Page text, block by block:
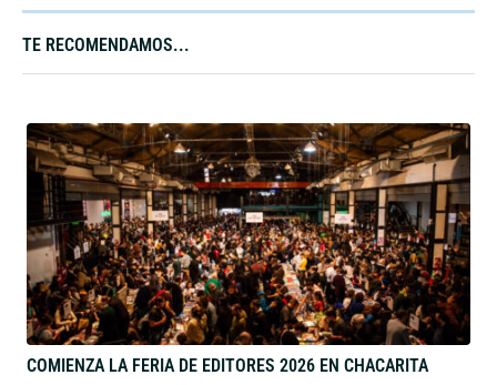
TE RECOMENDAMOS...​
COMIENZA LA FERIA DE EDITORES 2026 EN CHACARITA